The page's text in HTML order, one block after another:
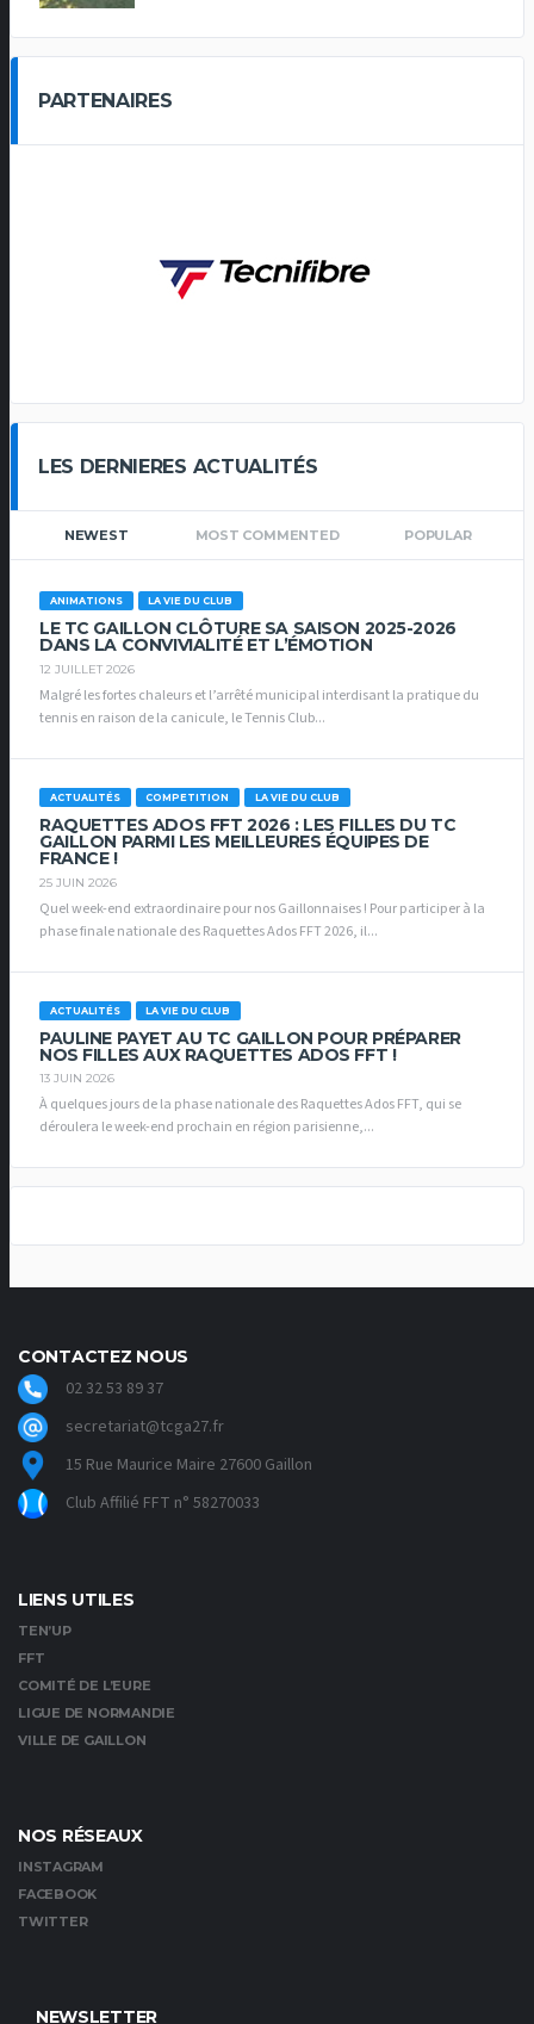
PARTENAIRES
LES DERNIERES ACTUALITÉS
NEWEST MOST COMMENTED POPULAR
ANIMATIONS LA VIE DU CLUB
LE TC GAILLON CLÔTURE SA SAISON 2025-2026
DANS LA CONVIVIALITÉ ET L’ÉMOTION
12 JUILLET 2026
Malgré les fortes chaleurs et l’arrêté municipal interdisant la pratique du
tennis en raison de la canicule, le Tennis Club...
ACTUALITÉS COMPETITION LA VIE DU CLUB
RAQUETTES ADOS FFT 2026 : LES FILLES DU TC
GAILLON PARMI LES MEILLEURES ÉQUIPES DE
FRANCE !
25 JUIN 2026
Quel week-end extraordinaire pour nos Gaillonnaises ! Pour participer à la
phase finale nationale des Raquettes Ados FFT 2026, il...
ACTUALITÉS LA VIE DU CLUB
PAULINE PAYET AU TC GAILLON POUR PRÉPARER
NOS FILLES AUX RAQUETTES ADOS FFT !
13 JUIN 2026
À quelques jours de la phase nationale des Raquettes Ados FFT, qui se
déroulera le week-end prochain en région parisienne,...
CONTACTEZ NOUS
02 32 53 89 37
secretariat@tcga27.fr
15 Rue Maurice Maire 27600 Gaillon
Club Affilié FFT n° 58270033
LIENS UTILES
TEN’UP
FFT
COMITÉ DE L’EURE
LIGUE DE NORMANDIE
VILLE DE GAILLON
NOS RÉSEAUX
INSTAGRAM
FACEBOOK
TWITTER
NEWSLETTER